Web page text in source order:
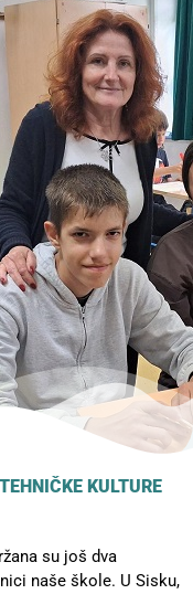
KULTURE
su još dva
naše škole. U Sisku,